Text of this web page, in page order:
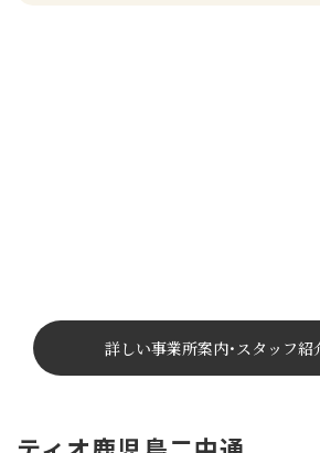
詳しい事業所案内･ スタッフ紹